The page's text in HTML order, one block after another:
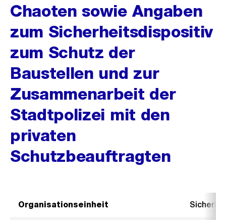
Chaoten sowie Angaben
zum Sicherheitsdispositiv
zum Schutz der
Baustellen und zur
Zusammenarbeit der
Stadtpolizei mit den
privaten
Schutzbeauftragten
Organisationseinheit